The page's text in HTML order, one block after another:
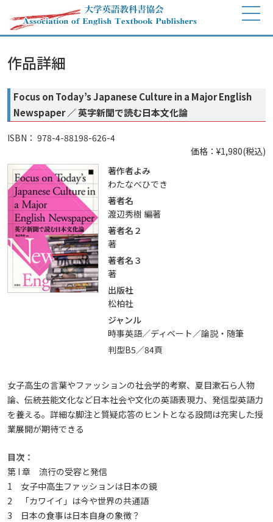
作品詳細
Focus on Today’s Japanese Culture in a Major English
Newspaper ／ 英字新聞で読む日本文化論
ISBN： 978-4-88198-626-4
価格：¥1,980(税込)
著作者よみ
わたなべひでき
著者名
渡辺秀樹 編著
著者名２
著
著者名３
著
出版社
松柏社
ジャンル
時事英語／ディベート／論説・随筆
判型B5／84頁
女子高生の言葉やファッションの社会学的考察、夏目漱石ら人物
論、伝統芸能文化など日本社会や文化の英語表現力、発信型英語力
を養える。詳細な脚注と質疑応答のヒントとなる設問は充実した授
業展開が期待できる
目次：
第 I 章 流行の受容と発信
1 女子中高生ファッションは日本の鏡
2 「カワイイ」は今や世界の共通語
3 日本の食事は日本自身の象徴？